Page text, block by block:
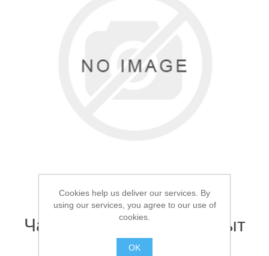
Аксессуары для лодок
Чайник-котелок Следопыт
1.7л
Cookies help us deliver our services. By
using our services, you agree to our use of
cookies.
OK